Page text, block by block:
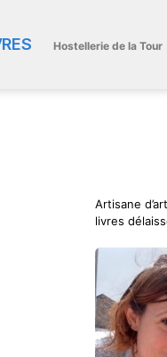
Hostellerie de la Tour
Artisane
livres